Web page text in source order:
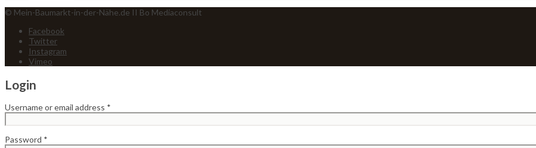
© Mein-Baumarkt-in-der-Nähe.de II Bo Mediaconsult
Facebook
Twitter
Instagram
Vimeo
Login
Username or email address *
Password *